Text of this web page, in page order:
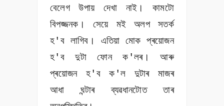
বেলেগ উপায় দেখা নাই। কামটো
বিপজ্জনক। সেয়ে মই অলপ সতৰ্ক
হ'ব লাগিব। এতিয়া মোক প্ৰয়োজন
হ'ব দুটা ফোন ক'লৰ। আৰু
প্ৰয়োজন হ'ব ক'ল দুটাৰ মাজৰ
আধা ঘন্টাৰ ব্যৱধানটোত তাৰ